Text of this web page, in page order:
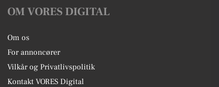
OM VORES DIGITAL
Om os
For annoncører
Vilkår og Privatlivspolitik
Kontakt VORES Digital